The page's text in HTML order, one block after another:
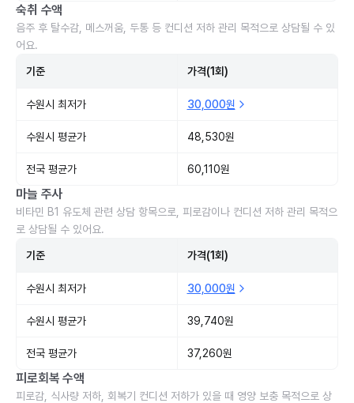
숙취 수액
음주 후 탈수감, 메스꺼움, 두통 등 컨디션 저하 관리 목적으로 상담될 수 있
어요.
기준 가격(1회)
수원시 최저가 30,000원
수원시 평균가 48,530원
전국 평균가 60,110원
마늘 주사
비타민 B1 유도체 관련 상담 항목으로, 피로감이나 컨디션 저하 관리 목적으
로 상담될 수 있어요.
기준 가격(1회)
수원시 최저가 30,000원
수원시 평균가 39,740원
전국 평균가 37,260원
피로회복 수액
피로감, 식사량 저하, 회복기 컨디션 저하가 있을 때 영양 보충 목적으로 상